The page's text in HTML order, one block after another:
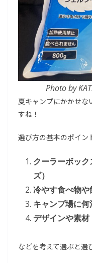
Photo by
夏キャンプにかかせな
すね！
選び方の基本のポイン
クーラーボッ
ズ）
冷やす食べ物や
キャンプ場に何
デザインや素材
などを考えて選ぶと選